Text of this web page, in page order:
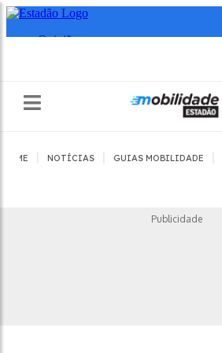
HOME NOTÍCIAS GUIAS MOBILIDADE
Publicidade